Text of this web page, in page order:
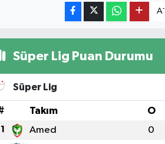
A-
Süper Lig Puan Durumu
Süper Lig
Takım O
1 Amed 0